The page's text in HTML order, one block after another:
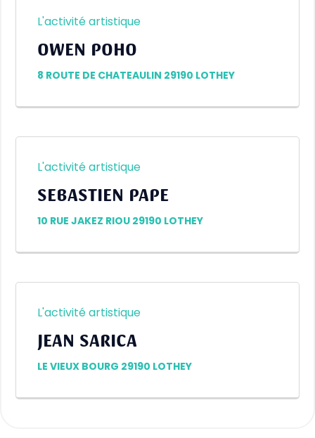
L'activité artistique
OWEN POHO
8 ROUTE DE CHATEAULIN 29190 LOTHEY
L'activité artistique
SEBASTIEN PAPE
10 RUE JAKEZ RIOU 29190 LOTHEY
L'activité artistique
JEAN SARICA
LE VIEUX BOURG 29190 LOTHEY